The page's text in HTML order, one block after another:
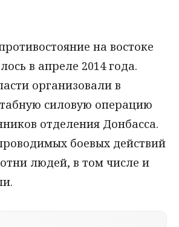
на востоке
в апреле 2014 года.
организовали в
силовую операцию
отделения Донбасса.
боевых действий
людей, в том числе и